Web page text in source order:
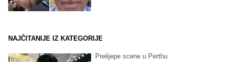
NAJČITANIJE IZ KATEGORIJE
Prelijepe scene u Perthu